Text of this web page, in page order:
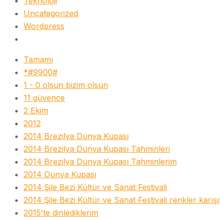
Uncategorized
Wordpress
Tamamı
*#9900#
1 - 0 olsun bizim olsun
11 güvence
2 Ekim
2012
2014 Brezilya Dünya Kupası
2014 Brezilya Dünya Kupası Tahminleri
2014 Brezilya Dünya Kupası Tahminlerim
2014 Dünya Kupası
2014 Şile Bezi Kültür ve Sanat Festivali
2014 Şile Bezi Kültür ve Sanat Festivali renkler
2015'te dinlediklerim